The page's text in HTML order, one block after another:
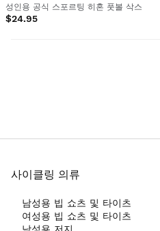
성인용 공식 스포르팅 히혼 풋볼 삭스
$24.95
사이클링 의류
남성용 빕 쇼츠 및 타이츠
여성용 빕 쇼츠 및 타이츠
남성용 저지